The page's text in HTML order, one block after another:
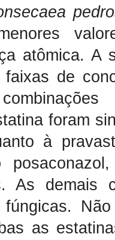
atômica. A
de
foram
à
As demais
fúngicas.
as